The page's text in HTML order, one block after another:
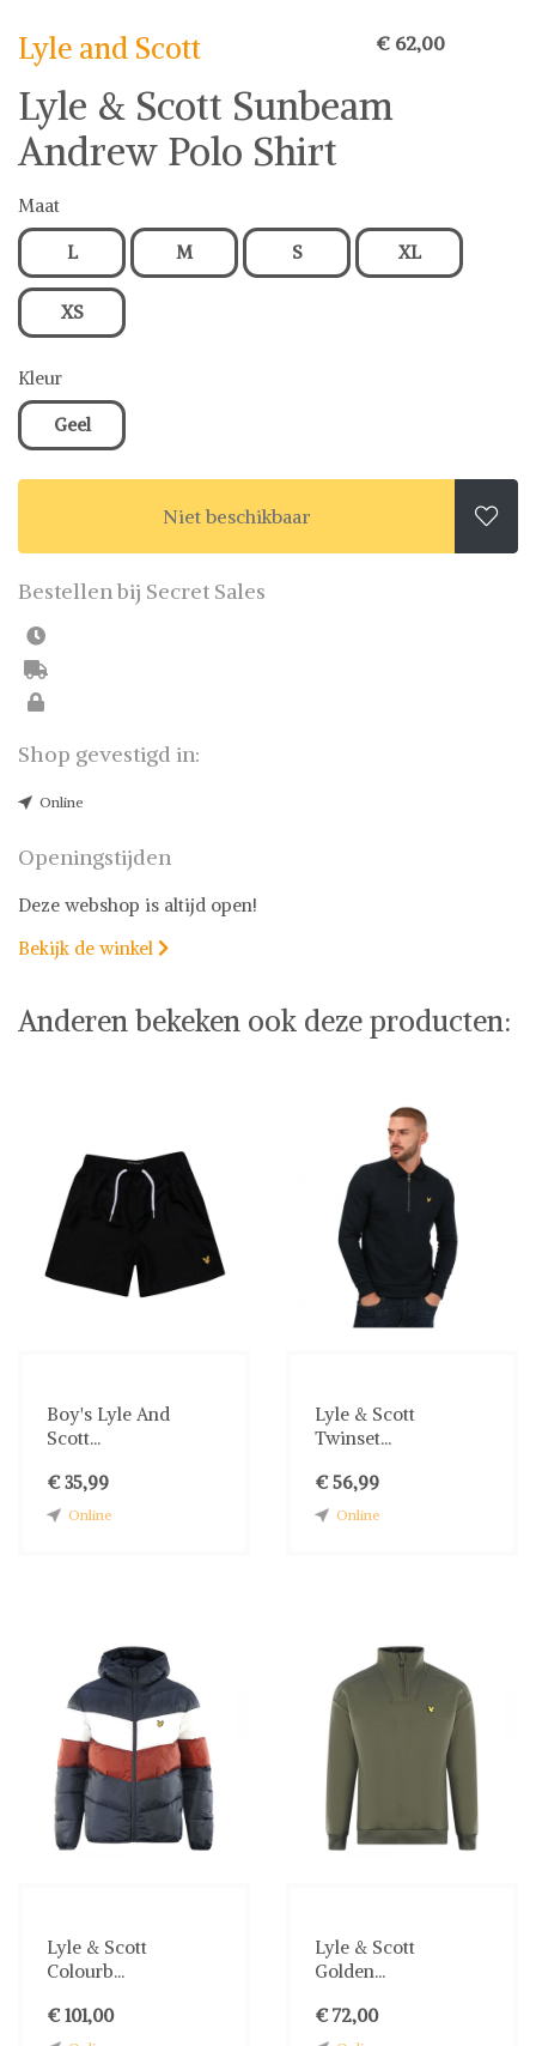
stel jouw fashion wish-list samen. Veilig online shoppen.
Lyle and Scott € 62,00
Lyle & Scott Sunbeam
Andrew Polo Shirt
Maat
L M S XL
XS
Kleur
Geel
Niet beschikbaar 
Bestellen bij Secret Sales
Shop gevestigd in:
Online
Openingstijden
Deze webshop is altijd open!
Bekijk de winkel 
Anderen bekeken ook deze producten:
Boy's Lyle And
Scott...
€ 35,99
Online
Lyle & Scott
Twinset...
€ 56,99
Online
Lyle & Scott
Colourb...
€ 101,00
Lyle & Scott
Golden...
€ 72,00